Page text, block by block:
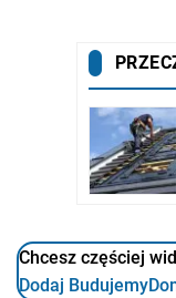
Chcesz częściej
Dodaj